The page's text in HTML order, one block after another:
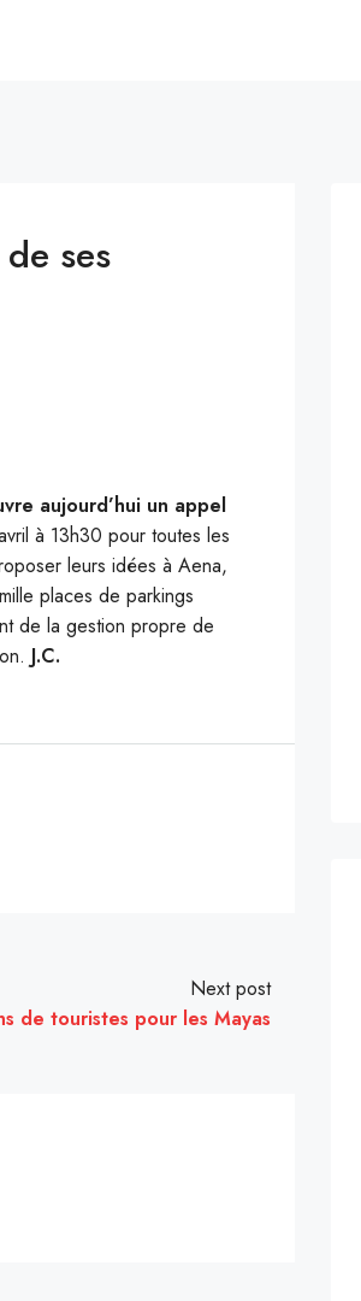
ses
aujourd’hui un appel
à 13h30 pour toutes les
leurs idées à Aena,
places de parkings
de la gestion propre de
J.C.
Next post
de touristes pour les Mayas